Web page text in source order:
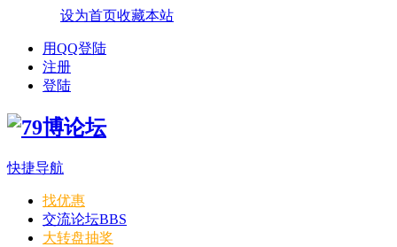
设为首页收藏本站
用QQ登陆
注册
登陆
快捷导航
找优惠
交流论坛BBS
大转盘抽奖